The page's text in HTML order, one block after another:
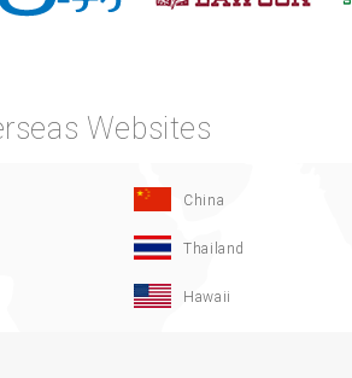
Websites
China
Thailand
Hawaii